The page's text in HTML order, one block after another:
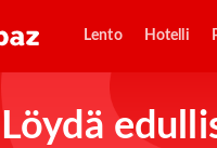
Lento Hotelli
Löydä